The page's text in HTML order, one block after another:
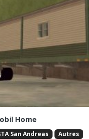
Home
San Andreas
Autres